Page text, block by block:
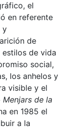
el
en referente
y
de
de vida
social,
los anhelos y
visible y el
Menjars de la
en 1985 el
a la